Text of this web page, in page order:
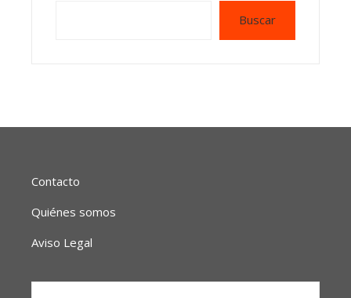
Buscar
Contacto
Quiénes somos
Aviso Legal